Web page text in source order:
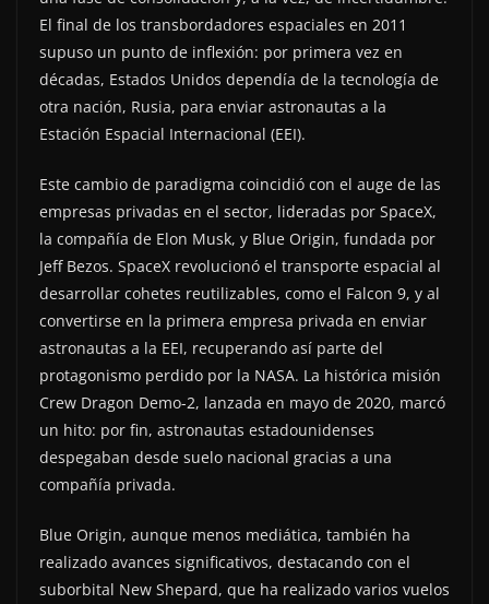
El final de los transbordadores espaciales en 2011
supuso un punto de inflexión: por primera vez en
décadas, Estados Unidos dependía de la tecnología de
otra nación, Rusia, para enviar astronautas a la
Estación Espacial Internacional (EEI).
Este cambio de paradigma coincidió con el auge de las
empresas privadas en el sector, lideradas por SpaceX,
la compañía de Elon Musk, y Blue Origin, fundada por
Jeff Bezos. SpaceX revolucionó el transporte espacial al
desarrollar cohetes reutilizables, como el Falcon 9, y al
convertirse en la primera empresa privada en enviar
astronautas a la EEI, recuperando así parte del
protagonismo perdido por la NASA. La histórica misión
Crew Dragon Demo-2, lanzada en mayo de 2020, marcó
un hito: por fin, astronautas estadounidenses
despegaban desde suelo nacional gracias a una
compañía privada.
Blue Origin, aunque menos mediática, también ha
realizado avances significativos, destacando con el
suborbital New Shepard, que ha realizado varios vuelos